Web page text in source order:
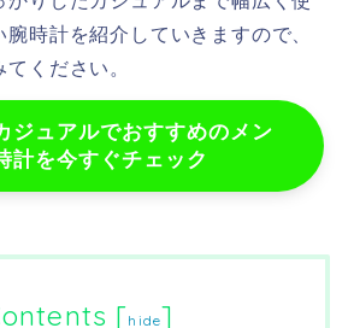
時計を紹介していきますので、
ください。
ジュアルでおすすめのメン
計を今すぐチェック
[hide]